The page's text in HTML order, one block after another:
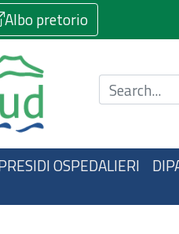
Albo pretorio
Cerca nel sito
OSPEDALIERI